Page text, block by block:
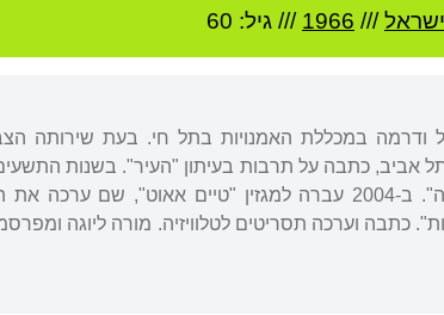
ישראל///
1966 /// גיל: 60
ודרמה במכללת האמנויות בתל חי. בעת שירותה
אביב, כתבה על תרבות בעיתון "העיר". בשנות
שם את מדור האופנה "הצעקה האחרונה". ב-2004 עברה למגזין
כתבה וערכה תסריטים לטלוויזיה. מורה ליוגה